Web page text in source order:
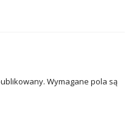
Wymagane pola są